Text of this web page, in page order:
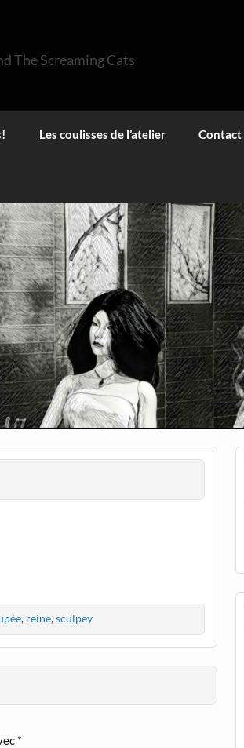
The Screaming Cats
Les coulisses de l’atelier Contact
, reine,sculpey
*